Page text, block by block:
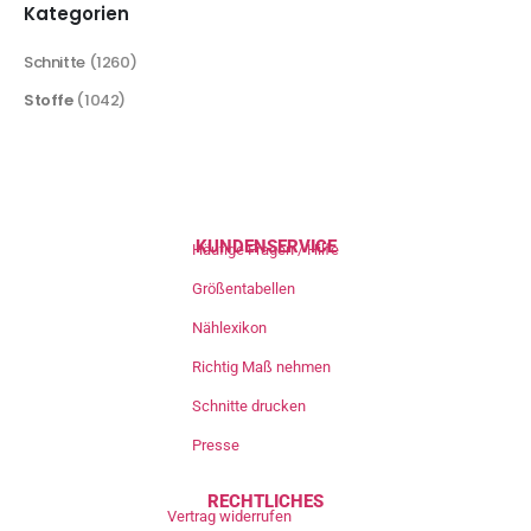
Kategorien
Schnitte (1260)
Stoffe (1042)
KUNDENSERVICE
Häufige Fragen / Hilfe
Größentabellen
Nählexikon
Richtig Maß nehmen
Schnitte drucken
Presse
RECHTLICHES
Vertrag widerrufen